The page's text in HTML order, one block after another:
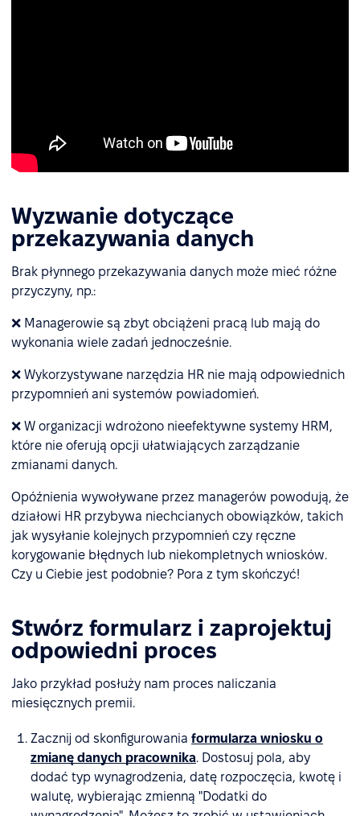
Wyzwanie dotyczące
przekazywania danych
Brak płynnego przekazywania danych może mieć różne
przyczyny, np.:
❌ Managerowie są zbyt obciążeni pracą lub mają do
wykonania wiele zadań jednocześnie.
❌ Wykorzystywane narzędzia HR nie mają odpowiednich
przypomnień ani systemów powiadomień.
❌ W organizacji wdrożono nieefektywne systemy HRM,
które nie oferują opcji ułatwiających zarządzanie
zmianami danych.
Opóźnienia wywoływane przez managerów powodują, że
działowi HR przybywa niechcianych obowiązków, takich
jak wysyłanie kolejnych przypomnień czy ręczne
korygowanie błędnych lub niekompletnych wniosków.
Czy u Ciebie jest podobnie? Pora z tym skończyć!
Stwórz formularz i zaprojektuj
odpowiedni proces
Jako przykład posłuży nam proces naliczania
miesięcznych premii.
Zacznij od skonfigurowania formularza wniosku o
zmianę danych pracownika. Dostosuj pola, aby
dodać typ wynagrodzenia, datę rozpoczęcia, kwotę i
walutę, wybierając zmienną "Dodatki do